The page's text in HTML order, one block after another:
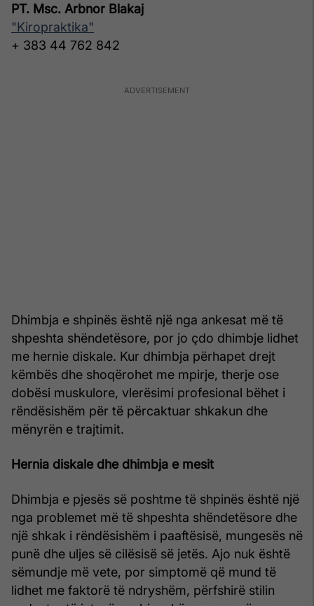
PT. Msc. Arbnor Blakaj
"Kiropraktika"
+ 383 44 762 842
Dhimbja e shpinës është një nga ankesat më të
shpeshta shëndetësore, por jo çdo dhimbje lidhet
me hernie diskale. Kur dhimbja përhapet drejt
këmbës dhe shoqërohet me mpirje, therje ose
dobësi muskulore, vlerësimi profesional bëhet i
rëndësishëm për të përcaktuar shkakun dhe
mënyrën e trajtimit.
Hernia diskale dhe dhimbja e mesit
Dhimbja e pjesës së poshtme të shpinës është një
nga problemet më të shpeshta shëndetësore dhe
një shkak i rëndësishëm i paaftësisë, mungesës në
punë dhe uljes së cilësisë së jetës. Ajo nuk është
sëmundje më vete, por simptomë që mund të
lidhet me faktorë të ndryshëm, përfshirë stilin